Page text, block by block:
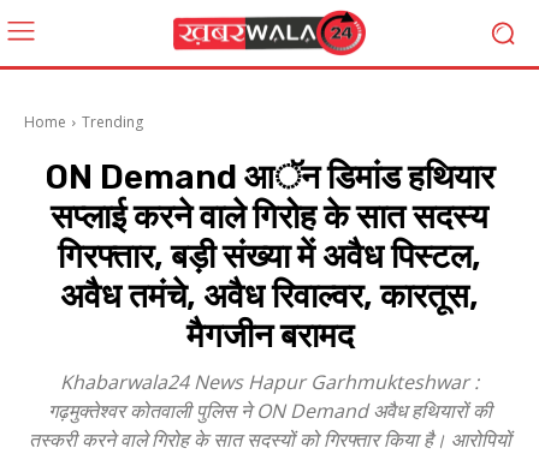
Home Trending
ON Demand आॅन डिमांड हथियार
सप्लाई करने वाले गिरोह के सात सदस्य
गिरफ्तार, बड़ी संख्या में अवैध पिस्टल,
अवैध तमंचे, अवैध रिवाल्वर, कारतूस,
मैगजीन बरामद
Khabarwala24 News Hapur Garhmukteshwar :
गढ़मुक्तेश्वर कोतवाली पुलिस ने ON Demand अवैध हथियारों की
तस्करी करने वाले गिरोह के सात सदस्यों को गिरफ्तार किया है। आरोपियों